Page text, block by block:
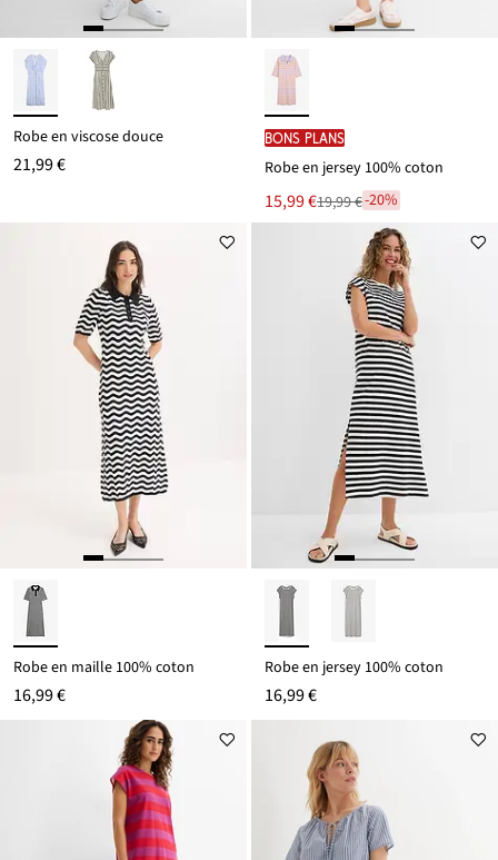
Robe en viscose douce
21,99 €
BONS PLANS
Robe en jersey 100% coton
Le
nouveau
15,99 €
Remise19,99 €-20%
Robe en maille 100% coton
16,99 €
Robe en jersey 100% coton
16,99 €